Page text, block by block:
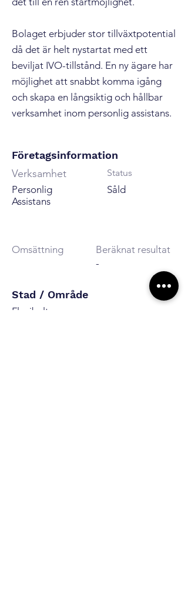
Bolaget erbjuder stor tillväxtpotential
då det är helt nystartat med ett
beviljat IVO-tillstånd. En ny ägare har
möjlighet att snabbt komma igång
och skapa en långsiktig och hållbar
verksamhet inom personlig assistans.
Företagsinformation
Verksamhet
Personlig
Assistans
Status
Såld
Omsättning
Beräknat resultat
-
Stad / Område
Flexibelt